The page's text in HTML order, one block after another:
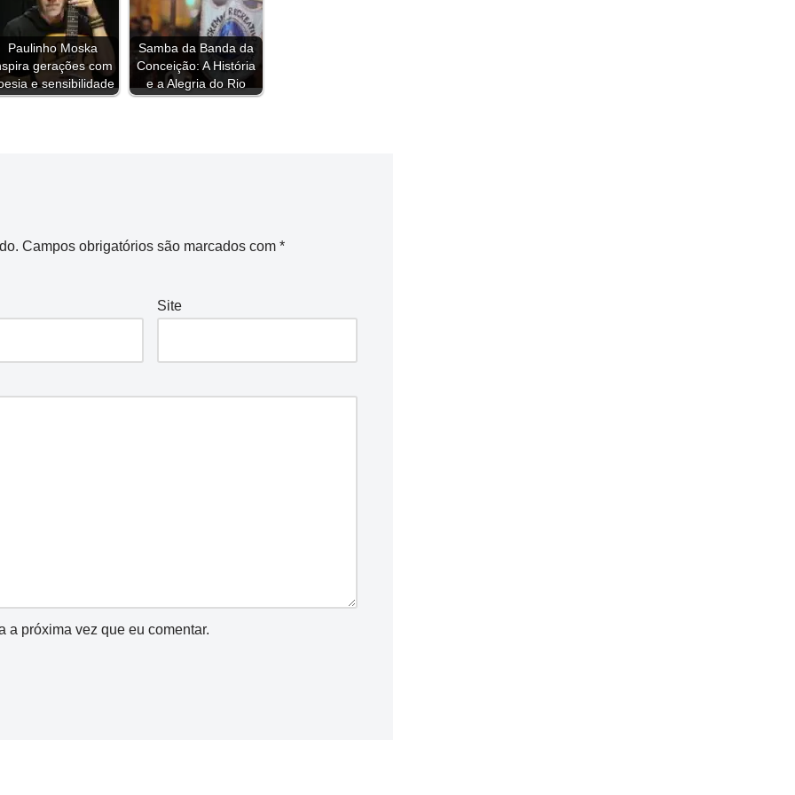
e
Paulinho Moska
gerações com
e sensibilidade
Samba da Banda da
Conceição: A História
e a Alegria do Rio
Campos obrigatórios são marcados com *
Site
a próxima vez que eu comentar.